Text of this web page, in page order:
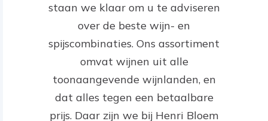
staan we klaar om u te adviseren
over de beste wijn- en
spijscombinaties. Ons assortiment
omvat wijnen uit alle
toonaangevende wijnlanden, en
dat alles tegen een betaalbare
prijs. Daar zijn we bij Henri Bloem